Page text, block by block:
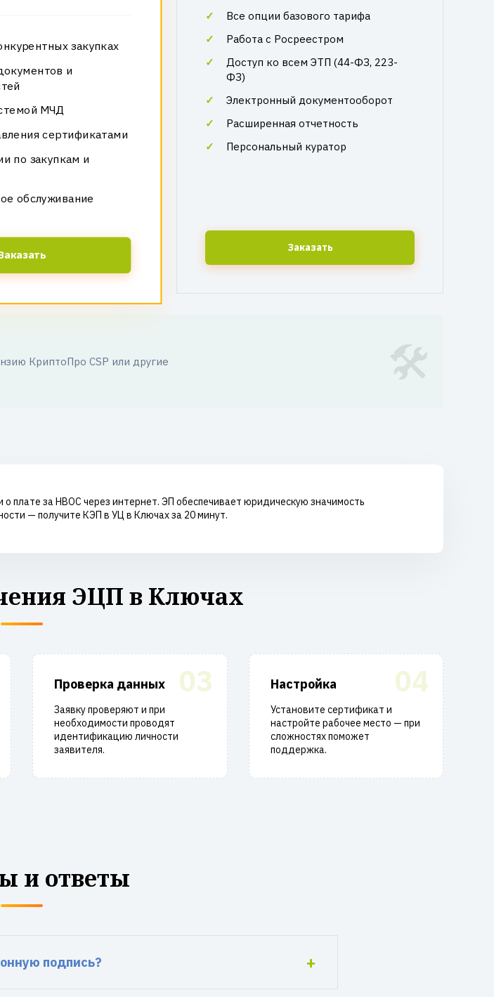
закупках
и
МЧД
сертификатами
по закупкам и
обслуживание
Все опции базового тарифа
Работа с Росреестром
Доступ ко всем ЭТП (44-ФЗ, 223-
ФЗ)
Электронный документооборот
Расширенная отчетность
Персональный куратор
Заказать
КриптоПро CSP или другие
плате за НВОС через интернет. ЭП обеспечивает юридическую значимость
— получите КЭП в УЦ в Ключах за 20 минут.
ЭЦП в Ключах
03
Проверка данных
Заявку проверяют и при
необходимости проводят
идентификацию личности
заявителя.
04
Настройка
Установите сертификат и
настройте рабочее место — при
сложностях поможет
поддержка.
и ответы
подпись?